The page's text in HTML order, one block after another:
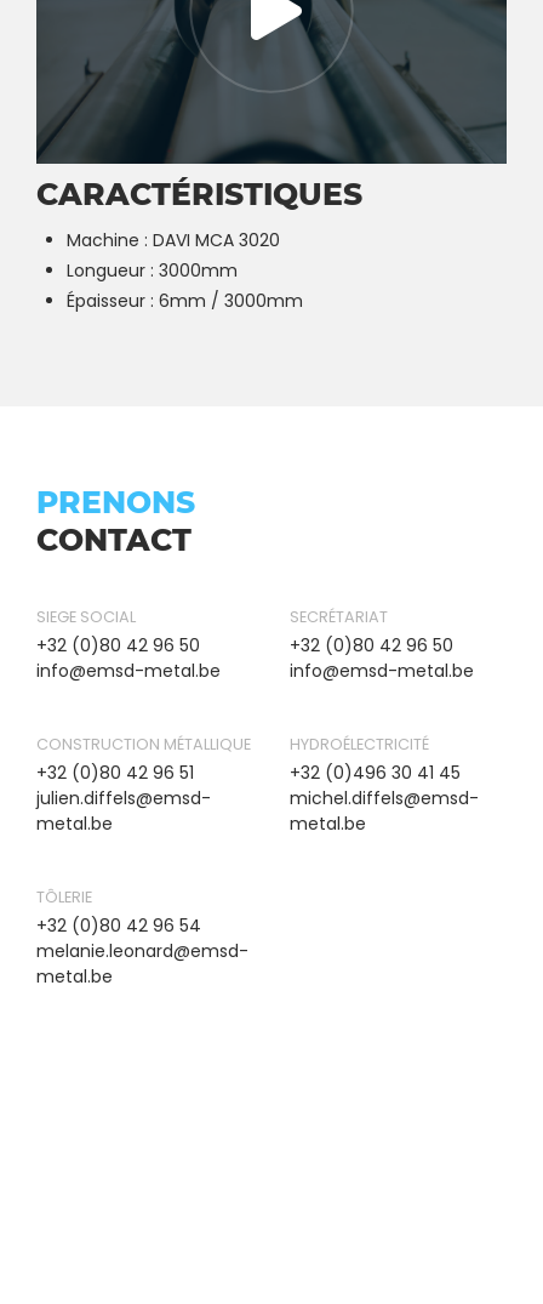
CARACTÉRISTIQUES
Machine : DAVI MCA 3020
Longueur : 3000mm
Épaisseur : 6mm / 3000mm
PRENONS
CONTACT
SIEGE SOCIAL
+32 (0)80 42 96 50
info@emsd-metal.be
SECRÉTARIAT
+32 (0)80 42 96 50
info@emsd-metal.be
CONSTRUCTION MÉTALLIQUE
+32 (0)80 42 96 51
julien.diffels@emsd-
metal.be
HYDROÉLECTRICITÉ
+32 (0)496 30 41 45
michel.diffels@emsd-
metal.be
TÔLERIE
+32 (0)80 42 96 54
melanie.leonard@emsd-
metal.be